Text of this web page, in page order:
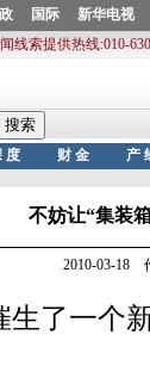
不妨让“集装
2010-03-18
了一个